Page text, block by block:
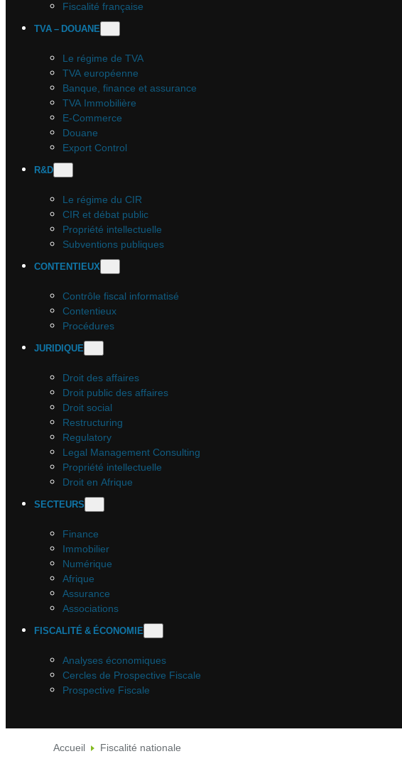
Fiscalité française
TVA – DOUANE
Le régime de TVA
TVA européenne
Banque, finance et assurance
TVA Immobilière
E-Commerce
Douane
Export Control
R&D
Le régime du CIR
CIR et débat public
Propriété intellectuelle
Subventions publiques
CONTENTIEUX
Contrôle fiscal informatisé
Contentieux
Procédures
JURIDIQUE
Droit des affaires
Droit public des affaires
Droit social
Restructuring
Regulatory
Legal Management Consulting
Propriété intellectuelle
Droit en Afrique
SECTEURS
Finance
Immobilier
Numérique
Afrique
Assurance
Associations
FISCALITÉ & ÉCONOMIE
Analyses économiques
Cercles de Prospective Fiscale
Prospective Fiscale
Accueil Fiscalité nationale